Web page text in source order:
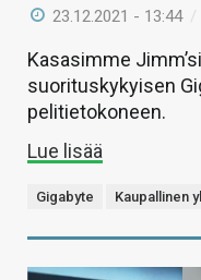
23.12.2021 - 13:44 /
Kasasimme
suorituskykyisen
pelitietokoneen.
Lue lisää
Gigabyte Kaupallinen